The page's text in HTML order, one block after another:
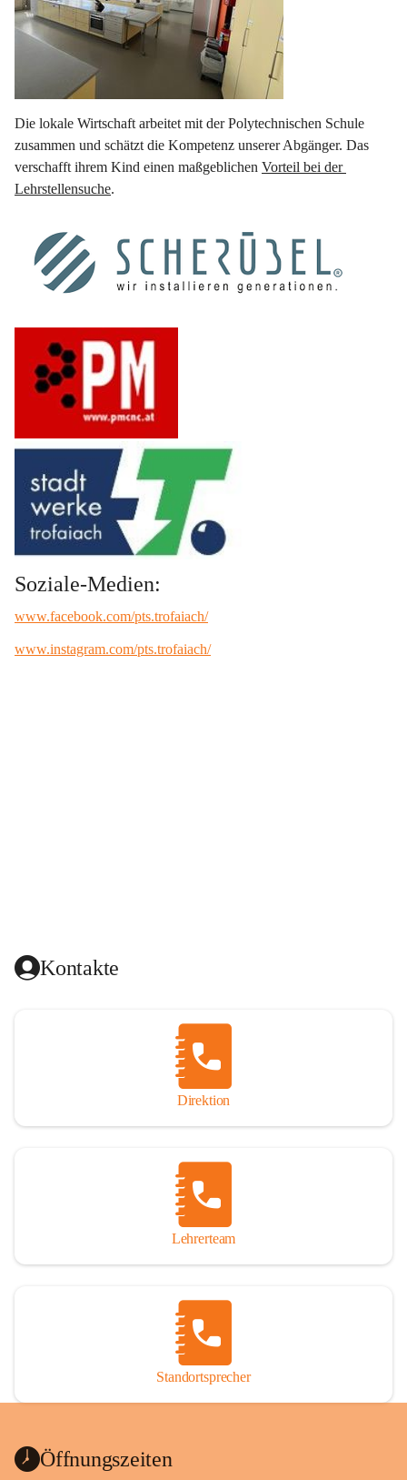
Die lokale Wirtschaft arbeitet mit der Polytechnischen Schule
zusammen und schätzt die Kompetenz unserer Abgänger. Das
verschafft ihrem Kind einen maßgeblichen Vorteil bei der
Lehrstellensuche.
Soziale-Medien:
www.facebook.com/pts.trofaiach/
www.instagram.com/pts.trofaiach/
Kontakte
Direktion
Lehrerteam
Standortsprecher
Öffnungszeiten